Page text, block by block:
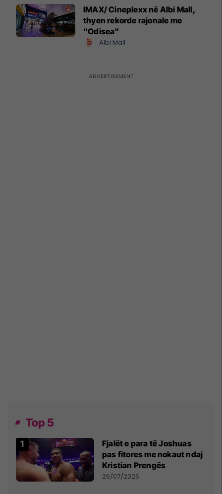
IMAX/ Cineplexx në Albi Mall,
thyen rekorde rajonale me
"Odisea"
Albi Mall
Top 5
Fjalët e para të Joshuas
pas fitores me nokaut ndaj
Kristian Prengës
26/07/2026